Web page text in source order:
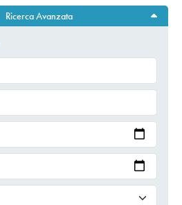
Ricerca Avanzata